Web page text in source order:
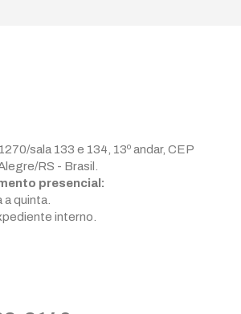
sala 133 e 134, 13º andar, CEP
RS - Brasil.
presencial:
a quinta.
interno.